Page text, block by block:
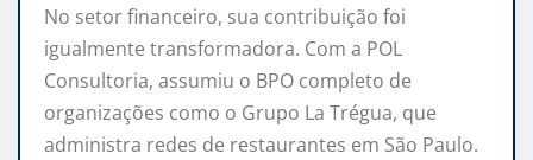
No setor financeiro, sua contribuição foi
igualmente transformadora. Com a POL
Consultoria, assumiu o BPO completo de
organizações como o Grupo La Trégua, que
administra redes de restaurantes em São Paulo.